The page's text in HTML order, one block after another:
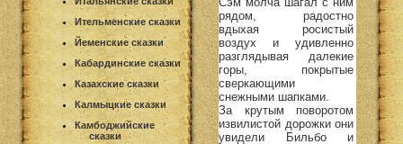
Ительменские сказки
Йеменские сказки
Кабардинские сказки
Казахские сказки
Калмыцкие сказки
Камбоджийские
сказки
рядом, радостно
вдыхая росистый
воздух и удивленно
разглядывая далекие
горы, покрытые
сверкающими
снежными шапками.
За крутым поворотом
извилистой дорожки они
увидели Бильбо и